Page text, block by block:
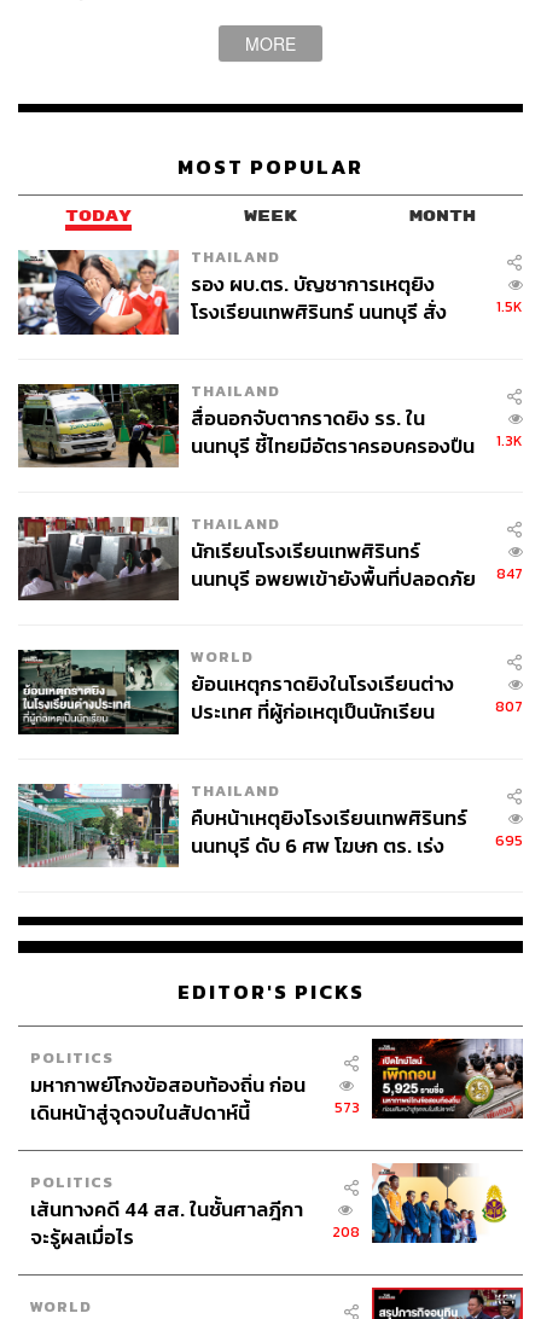
กรณีพบว่ามีการขายทองออนไลน์ในโซเชียลมีเดีย
ประชาชนจะสามารถตรวจสอบอย่างไรเพื่อไม่ให้เกิด
ปัญหาอย่างที่เกิดขึ้น
เดี๋ยวนี้มีร้านทองออนไลน์เปิดใหม่ ถ้าเราเห็นมีพฤติกรรมที่ไม่
เป็นสมาชิกสมาคมค้าทองคำ เพราะถ้าเขาอ้างไปแล้วหลอก
ลวงประชาชนก็ทำให้เสียชื่อ
จะมี สคบ. ช่วยกลั่นกรองดูแลสมาชิกสมาคม
การจะเข้ามาเป็นสมาชิกสมาคม ต้องผ่านการตรวจสอบว่า
ร้านนี้มีแบ็กกราวด์เป็นอย่างไร ใครเป็นเจ้าของและทำอะไร
กันง่ายๆ เพราะกลัวจะไปทำเสียชื่อ ถ้าผ่านการตรวจสอบแล้ว
สมาคมจะให้มีโลโก้ติดไว้หน้าร้าน ว่าเป็นสมาชิกสมาคมค้า
ทองคำ ซึ่งเราผลักดันกันมา
ภายในบางอย่าง จึงยังไม่ดำเนินการต่อ ตอนนี้สมาคม
พยายามประสานงานบอกว่า ถ้าเราไม่ตรวจให้เข้มงวดเกรง
ว่าคุณภาพจะเสื่อม
สมาคมจึงอยากให้ สคบ. มาตรวจร่วมกับสมาคม เพราะ
หน่วยราชการอาจไม่รู้เท่าสมาคม ขณะที่สมาคมรู้ ใครเป็น
MORE
MOST POPULAR
TODAY WEEK MONTH
THAILAND
รอง ผบ.ตร. บัญชาการเหตุยิง
โรงเรียนเทพศิรินทร์ นนทบุรี สั่ง
1.5K
THAILAND
สื่อนอกจับตากราดยิง รร. ใน
นนทบุรี ชี้ไทยมีอัตราครอบครองปืน
1.3K
THAILAND
นักเรียนโรงเรียนเทพศิรินทร์
นนทบุรี อพยพเข้ายังพื้นที่ปลอดภัย
847
WORLD
ย้อนเหตุกราดยิงในโรงเรียนต่าง
ประเทศ ที่ผู้ก่อเหตุเป็นนักเรียน
807
THAILAND
คืบหน้าเหตุยิงโรงเรียนเทพศิรินทร์
นนทบุรี ดับ 6 ศพ โฆษก ตร. เร่ง
695
EDITOR'S PICKS
POLITICS
มหากาพย์โกงข้อสอบท้องถิ่น ก่อน
เดินหน้าสู่จุดจบในสัปดาห์นี้
573
POLITICS
เส้นทางคดี 44 สส. ในชั้นศาลฎีกา
จะรู้ผลเมื่อไร
208
WORLD